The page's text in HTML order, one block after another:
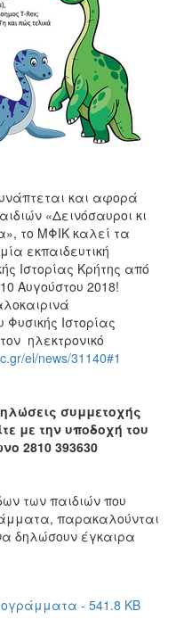
και αφορά
«Δεινόσαυροι κι
το ΜΦΙΚ καλεί τα
εκπαιδευτική
Ιστορίας Κρήτης από
Αυγούστου 2018!
Ιστορίας
ηλεκτρονικό
el/news/31140#1
συμμετοχής
με την υποδοχή του
2810 393630
των παιδιών που
παρακαλούνται
δηλώσουν έγκαιρα
- 541.8 KB